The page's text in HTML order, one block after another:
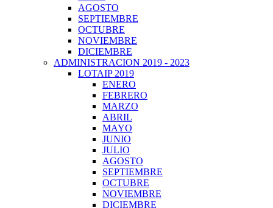
AGOSTO
SEPTIEMBRE
OCTUBRE
NOVIEMBRE
DICIEMBRE
ADMINISTRACION 2019 - 2023
LOTAIP 2019
ENERO
FEBRERO
MARZO
ABRIL
MAYO
JUNIO
JULIO
AGOSTO
SEPTIEMBRE
OCTUBRE
NOVIEMBRE
DICIEMBRE